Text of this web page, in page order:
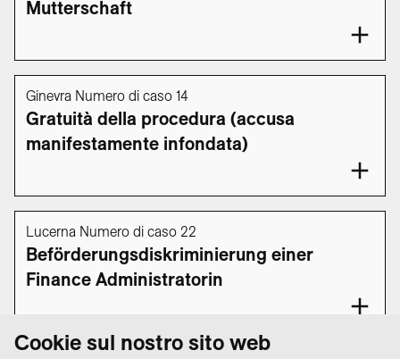
Mutterschaft
Ginevra Numero di caso 14
Gratuità della procedura (accusa
manifestamente infondata)
Lucerna Numero di caso 22
Beförderungsdiskriminierung einer
Finance Administratorin
1 2 3
Cookie sul nostro sito web